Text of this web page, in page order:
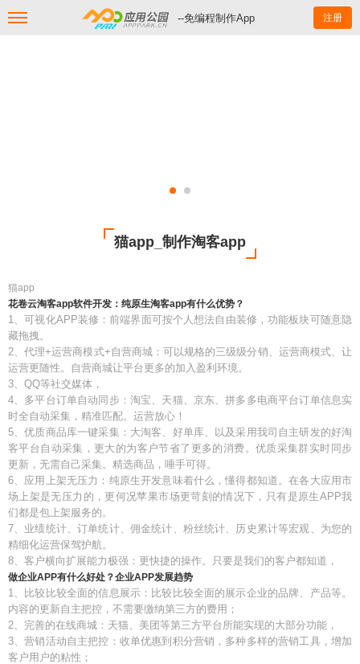
--免编程制作App 注册
猫app_制作淘客app
猫app
花卷云淘客app软件开发：纯原生淘客app有什么优势？
1、可视化APP装修：前端界面可按个人想法自由装修，功能板块可随意隐
藏拖拽。
2、代理+运营商模式+自营商城：可以规格的三级级分销、运营商模式、让
运营更随性。自营商城让平台更多的加入盈利环境。
3、QQ等社交媒体，
4、多平台订单自动同步：淘宝、天猫、京东、拼多多电商平台订单信息实
时全自动采集，精准匹配。运营放心！
5、优质商品库一键采集：大淘客、好单库、以及采用我司自主研发的好淘
客平台自动采集，更大的为客户节省了更多的消费。优质采集群实时同步
更新，无需自己采集。精选商品，唾手可得。
6、应用上架无压力：纯原生开发意味着什么，懂得都知道。在各大应用市
场上架是无压力的，更何况苹果市场更苛刻的情况下，只有是原生APP我
们都是包上架服务的。
7、业绩统计、订单统计、佣金统计、粉丝统计、历史累计等宏观、为您的
精细化运营保驾护航。
8、客户横向扩展能力极强：更快捷的操作。只要是我们的客户都知道，
做企业APP有什么好处？企业APP发展趋势
1、比较比较全面的信息展示：比较比较全面的展示企业的品牌、产品等。
内容的更新自主把控，不需要缴纳第三方的费用；
2、完善的在线商城：天猫、美团等第三方平台所能实现的大部分功能，
3、营销活动自主把控：收单优惠到积分营销，多种多样的营销工具，增加
客户用户的粘性；